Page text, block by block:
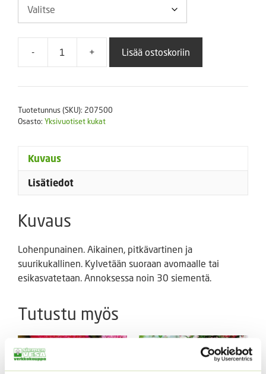
-
Tuoksuherne
Salmon
määrä
+ Lisää ostoskoriin
Tuotetunnus (SKU): 207500
Osasto: Yksivuotiset kukat
Kuvaus
Lisätiedot
Kuvaus
Lohenpunainen. Aikainen, pitkävartinen ja
suurikukallinen. Kylvetään suoraan avomaalle tai
esikasvatetaan. Annoksessa noin 30 siementä.
Tutustu myös